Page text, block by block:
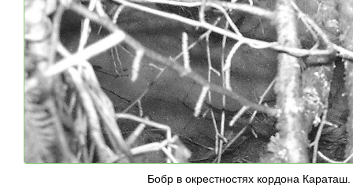
Бобр в окрестностях кордона